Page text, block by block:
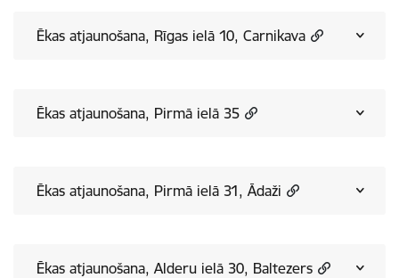
Ēkas atjaunošana, Rīgas ielā 10, Carnikava
Ēkas atjaunošana, Pirmā ielā 35
Ēkas atjaunošana, Pirmā ielā 31, Ādaži
Ēkas atjaunošana, Alderu ielā 30, Baltezers